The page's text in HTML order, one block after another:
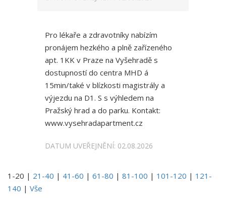
Pro lékaře a zdravotníky nabízím
pronájem hezkého a plně zařízeného
apt. 1KK v Praze na Vyšehradě s
dostupností do centra MHD á
15min/také v blízkosti magistrály a
výjezdu na D1. S s výhledem na
Pražský hrad a do parku. Kontakt:
www.vysehradapartment.cz
DATUM UVEŘEJNĚNÍ: 02.08.2026
1-20 | 21-40 | 41-60 | 61-80 | 81-100 | 101-120 | 121-
140 | Vše